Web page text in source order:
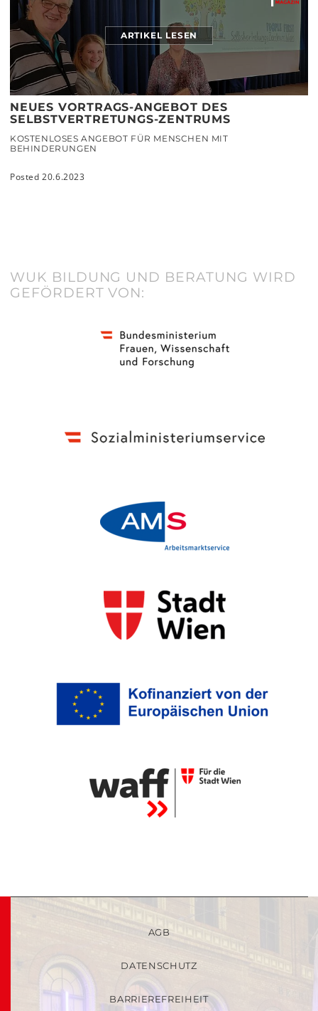
ARTIKEL LESEN
NEUES VORTRAGS-ANGEBOT DES
SELBSTVERTRETUNGS-ZENTRUMS
KOSTENLOSES ANGEBOT FÜR MENSCHEN MIT
BEHINDERUNGEN
Posted 20.6.2023
WUK BILDUNG UND BERATUNG WIRD
GEFÖRDERT VON:
AGB
DATENSCHUTZ
BARRIEREFREIHEIT